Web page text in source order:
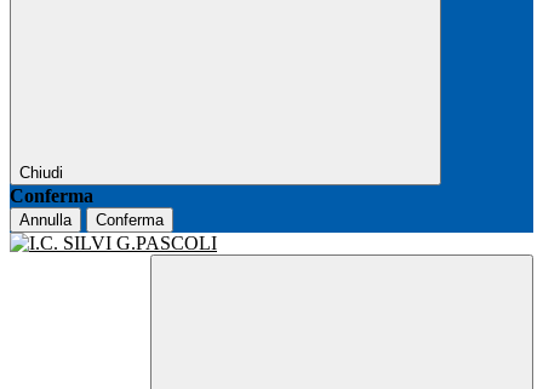
Chiudi
Conferma
Annulla Conferma